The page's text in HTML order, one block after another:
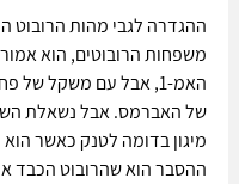
ההגדרה לגבי מהות
משפחות הרובוטים, הוא
של האברמס. אבל נשאלת
מיגון בדומה לטנק כאשר
ההסבר הוא שהרובוט הכבד